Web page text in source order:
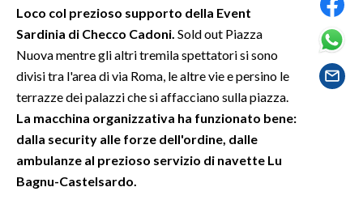
SARDEGNA TURISMO
SARDI NEL MONDO
NOTIZIE
EVENTI
#CARAUNIONE
3 MINUTI CON
Loco col prezioso supporto della Event
Sardinia di Checco Cadoni. Sold out Piazza
Nuova mentre gli altri tremila spettatori si sono
divisi tra l'area di via Roma, le altre vie e persino le
terrazze dei palazzi che si affacciano sulla piazza.
La macchina organizzativa ha funzionato bene:
dalla security alle forze dell'ordine, dalle
ambulanze al prezioso servizio di navette Lu
Bagnu-Castelsardo.